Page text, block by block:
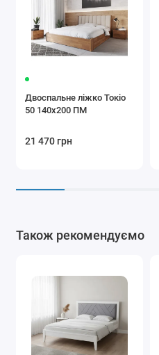
Двоспальне ліжко Токіо
50 140х200 ПМ
21 470 грн
Також рекомендуємо